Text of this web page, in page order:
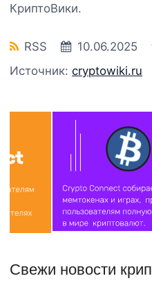
КриптоВики.
RSS 10.06.2025
Источник: cryptowiki.ru
Свежи новости